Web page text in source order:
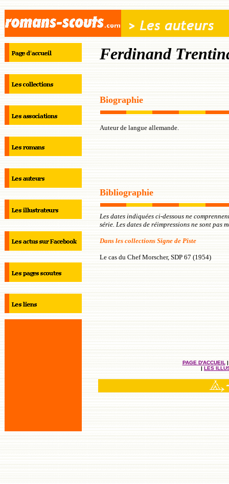
Ferdinand
Biographie
Auteur de langue allemande.
Bibliographie
Les dates indiquées ci-dessous ne
série. Les dates de réimpressions ne sont pas
Dans les collections Signe de Piste
Le cas du Chef Morscher, SDP 67 (1954)
PAGE D'ACCUEIL
| LES